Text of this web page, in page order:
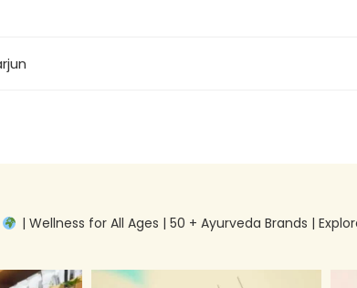
| Wellness for All Ages | 50 + Ayurveda Brands |